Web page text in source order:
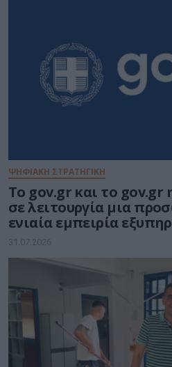
ΨΗΦΙΑΚΗ ΣΤΡΑΤΗΓΙΚΗ
Το gov.gr και το gov.gr
σε λειτουργία μια
ενιαία εμπειρία
και επιχειρήσεων
31.07.2026